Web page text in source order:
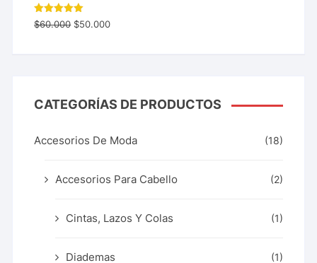
Valorado
con 5.00
$60.000 $50.000
CATEGORÍAS DE PRODUCTOS
Accesorios De Moda (18)
Accesorios Para Cabello (2)
Cintas, Lazos Y Colas (1)
Diademas (1)